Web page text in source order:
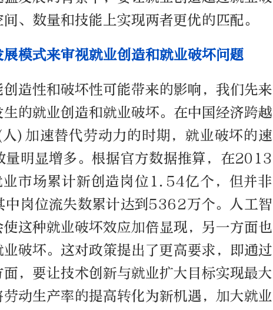
、数量和技能上实现两者更优的匹配。
模式来审视就业创造和就业破坏问题
造性和破坏性可能带来的影响，我们先来
的就业创造和就业破坏。在中国经济跨越
)加速替代劳动力的时期，就业破坏的速
量明显增多。根据官方数据推算，在2013
市场累计新创造岗位1.54亿个，但并非
中岗位流失数累计达到5362万个。人工智
这种就业破坏效应加倍显现，另一方面也
破坏。这对政策提出了更高要求，即通过
，要让技术创新与就业扩大目标实现最大
动生产率的提高转化为新机遇，加大就业